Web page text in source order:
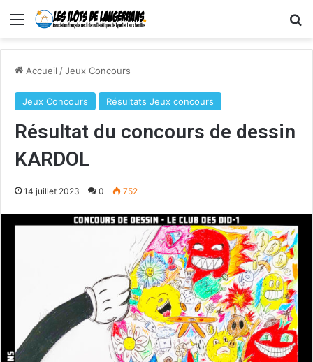
Menu
Accueil /Jeux Concours
Jeux Concours Résultats Jeux concours
Résultat du concours de dessin
KARDOL
14 juillet 2023 0 752